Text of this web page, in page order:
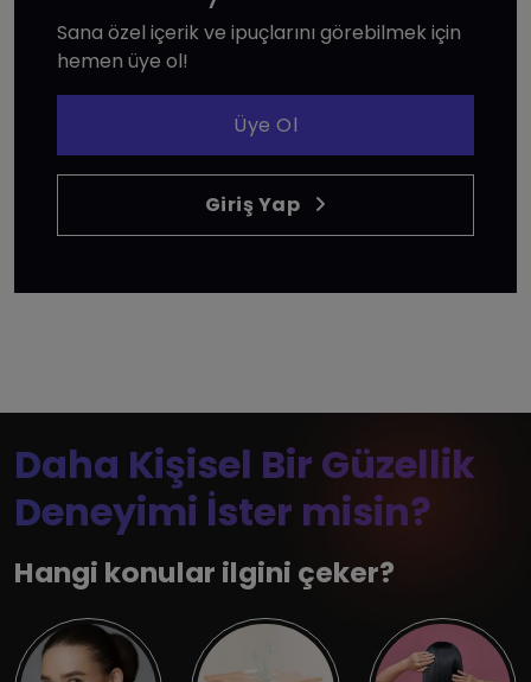
Sana özel içerik ve ipuçlarını görebilmek için
hemen üye ol!
Üye Ol
Giriş Yap
Daha Kişisel Bir Güzellik
Deneyimi İster misin?
Hangi konular ilgini çeker?